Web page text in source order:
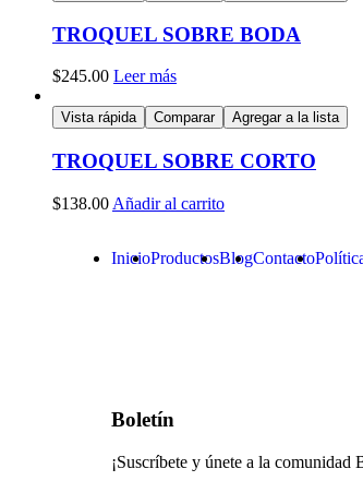
TROQUEL SOBRE BODA
$245.00 Leer más
Vista rápida Comparar Agregar a la lista
TROQUEL SOBRE CORTO
$138.00 Añadir al carrito
InicioProductosBlogContacto
Boletín
¡Suscríbete y únete a la comunidad